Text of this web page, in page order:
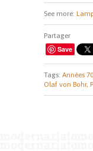
See more:
Partager
Save
Tags: Années
Olaf von Bohr,